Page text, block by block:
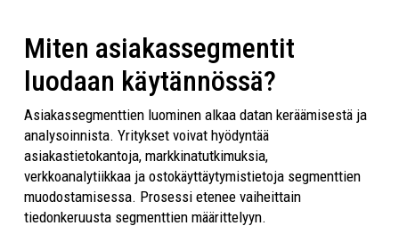
Miten asiakassegmentit
luodaan käytännössä?
Asiakassegmenttien luominen alkaa datan keräämisestä ja
analysoinnista. Yritykset voivat hyödyntää
asiakastietokantoja, markkinatutkimuksia,
verkkoanalytiikkaa ja ostokäyttäytymistietoja segmenttien
muodostamisessa. Prosessi etenee vaiheittain
tiedonkeruusta segmenttien määrittelyyn.